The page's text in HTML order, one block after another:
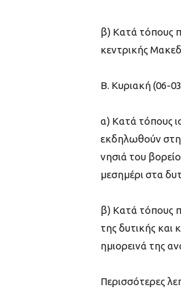
β) Κατά τόπους
κεντρικής
Β. Κυριακή (06-
α) Κατά τόπους
εκδηλωθούν στη
νησιά του
μεσημέρι στα
β) Κατά τόπους
της δυτικής και
ημιορεινά της
Περισσότερες